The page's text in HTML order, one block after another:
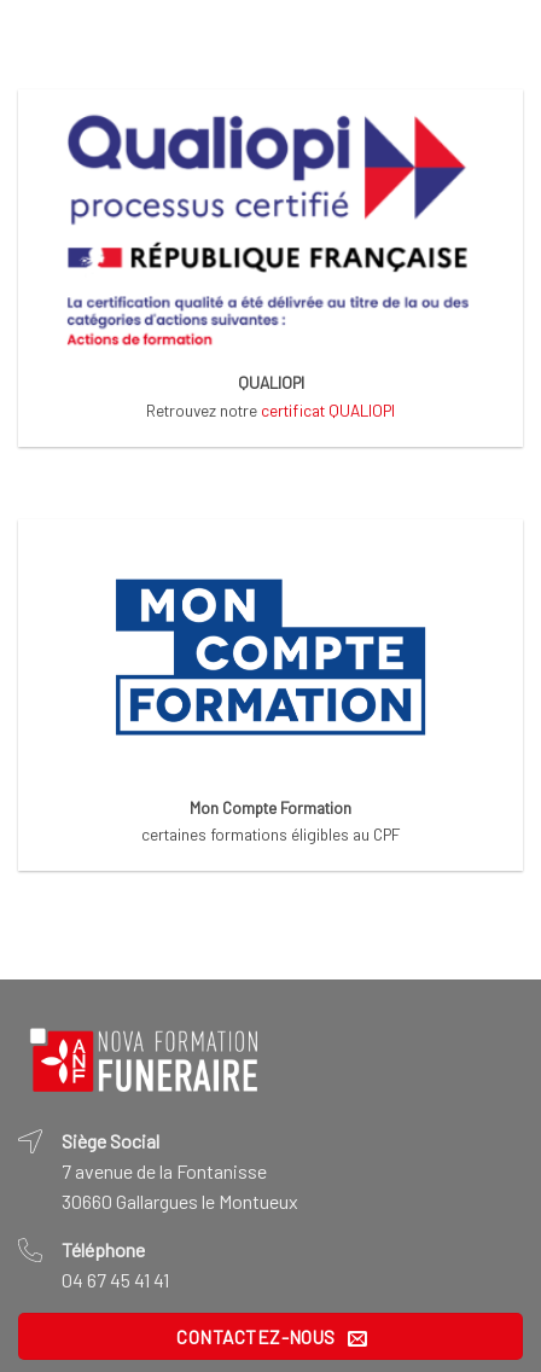
QUALIOPI
Retrouvez notre certificat QUALIOPI
Mon Compte Formation
certaines formations éligibles au CPF
Siège Social
7 avenue de la Fontanisse
30660 Gallargues le Montueux
Téléphone
04 67 45 41 41
CONTACTEZ-NOUS